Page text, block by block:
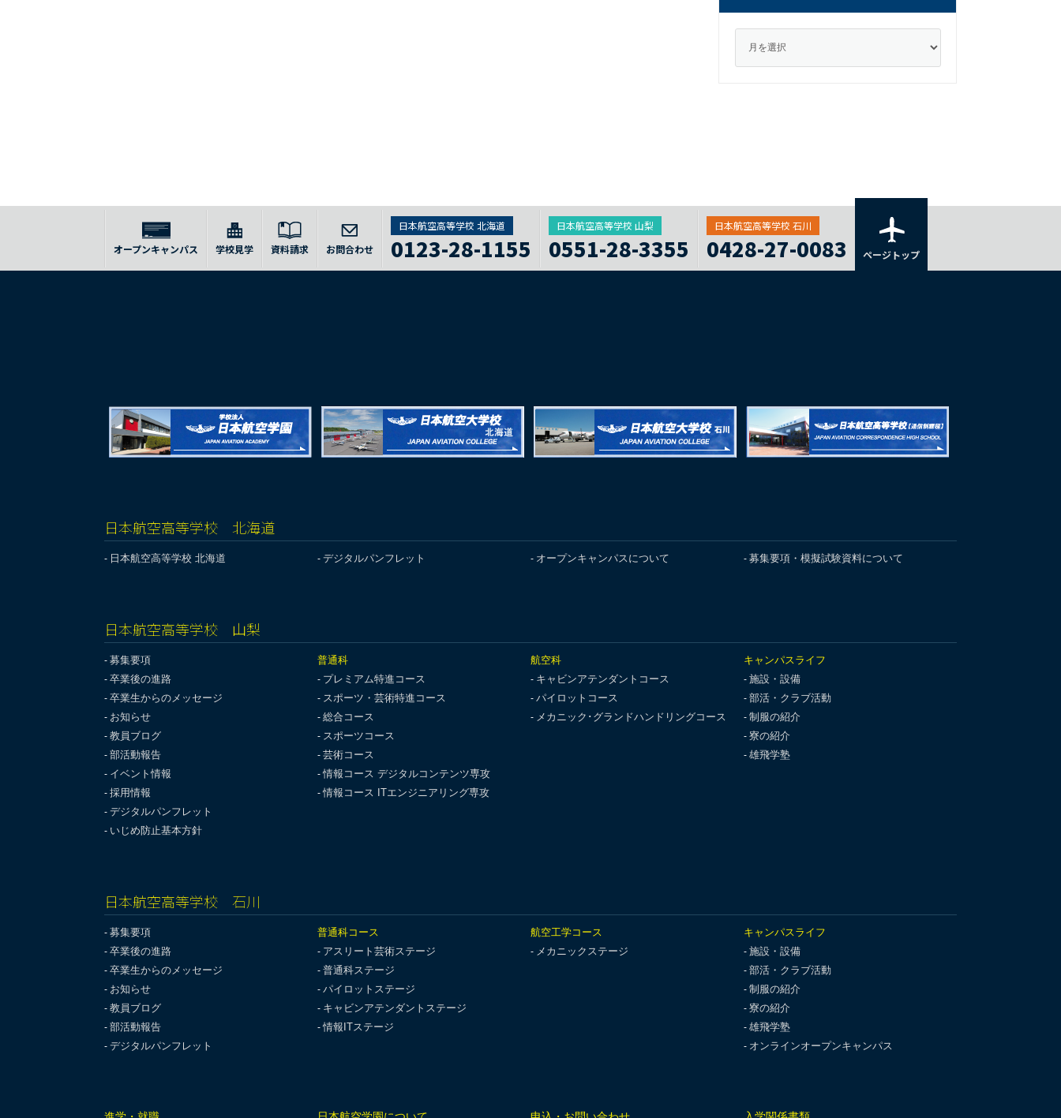
オープンキャンパス 学校見学 資料請求 お問合わせ
日本航空高等学校 北海道
0123-28-1155
日本航空高等学校 山梨
0551-28-3355
日本航空高等学校 石川
0428-27-0083 ページトップ
日本航空高等学校 北海道
日本航空高等学校 北海道 デジタルパンフレット オープンキャンパスについて 募集要項・模擬試験資料について
日本航空高等学校 山梨
募集要項
卒業後の進路
卒業生からのメッセージ
お知らせ
教員ブログ
部活動報告
イベント情報
採用情報
デジタルパンフレット
いじめ防止基本方針
普通科
プレミアム特進コース
スポーツ・芸術特進コース
総合コース
スポーツコース
芸術コース
情報コース デジタルコンテンツ専攻
情報コース ITエンジニアリング専攻
航空科
キャビンアテンダントコース
パイロットコース
メカニック･グランドハンドリングコース
キャンパスライフ
施設・設備
部活・クラブ活動
制服の紹介
寮の紹介
雄飛学塾
日本航空高等学校 石川
募集要項
卒業後の進路
卒業生からのメッセージ
お知らせ
教員ブログ
部活動報告
デジタルパンフレット
普通科コース
アスリート芸術ステージ
普通科ステージ
パイロットステージ
キャビンアテンダントステージ
情報ITステージ
航空工学コース
メカニックステージ
キャンパスライフ
施設・設備
部活・クラブ活動
制服の紹介
寮の紹介
雄飛学塾
オンラインオープンキャンパス